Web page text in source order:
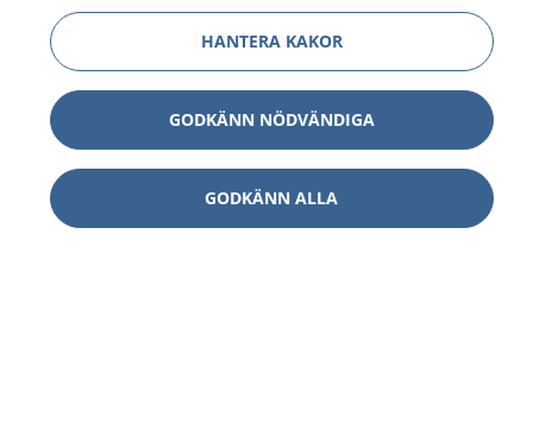
HANTERA KAKOR
GODKÄNN NÖDVÄNDIGA
GODKÄNN ALLA